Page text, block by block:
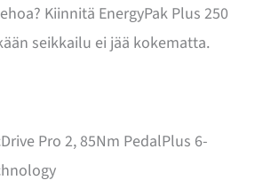
Kiinnitä EnergyPak Plus 250
seikkailu ei jää kokematta.
Pro 2, 85Nm PedalPlus 6-